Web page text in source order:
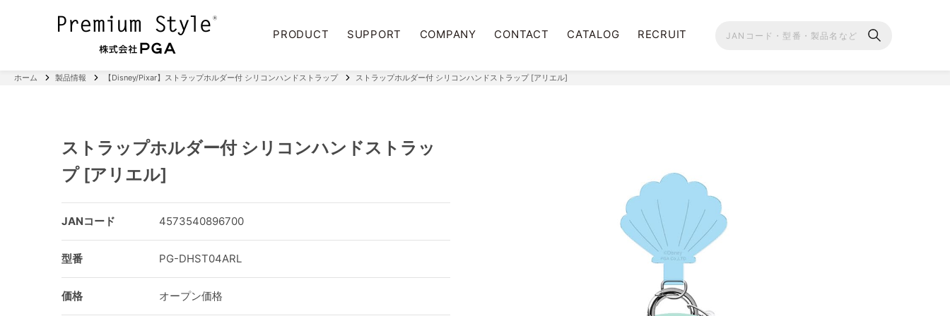
PRODUCT SUPPORT COMPANY CONTACT CATALOG RECRUIT
ホーム 製品情報 【Disney/Pixar】ストラップホルダー付 シリコンハンドストラップ ストラップホルダー付 シリコンハンドストラップ [アリエル]
ストラップホルダー付 シリコンハンドストラッ
プ [アリエル]
JANコード 4573540896700
型番 PG-DHST04ARL
価格 オープン価格